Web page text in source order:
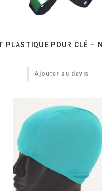
PLASTIQUE POUR CLÉ –
Ajouter au devis